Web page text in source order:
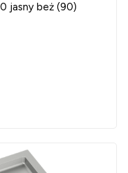
jasny beż (90)